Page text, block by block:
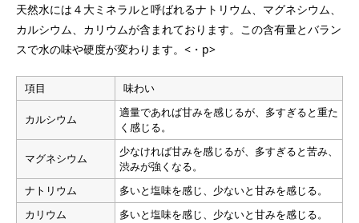
天然水には４大ミネラルと呼ばれるナトリウム、マグネシウム、
カルシウム、カリウムが含まれております。この含有量とバラン
スで水の味や硬度が変わります。<・p>
項目 味わい
カルシウム
適量であれば甘みを感じるが、多すぎると重た
く感じる。
マグネシウム
少なければ甘みを感じるが、多すぎると苦み、
渋みが強くなる。
ナトリウム
多いと塩味を感じ、少ないと甘みを感じる。
カリウム
多いと塩味を感じ、少ないと甘みを感じる。